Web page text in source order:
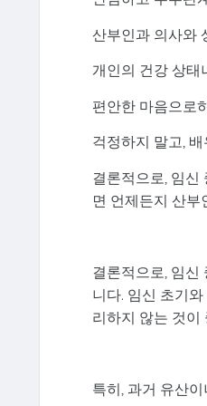
산부인과 의사와
개인의 건강 상태
편안한 마음으로
걱정하지 말고,
결론적으로, 임신
면 언제든지 산부
결론적으로, 임신
니다. 임신 초기
리하지 않는 것이
특히, 과거 유산